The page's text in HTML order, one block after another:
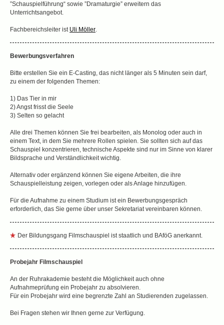
”Schauspielführung“ sowie ”Dramaturgie” erweitern das
Unterrichtsangebot.
Fachbereichsleiter ist Uli Möller.
Bewerbungsverfahren
Bitte erstellen Sie ein E-Casting, das nicht länger als 5 Minuten sein darf,
zu einem der folgenden Themen:
1) Das Tier in mir
2) Angst frisst die Seele
3) Selten so gelacht
Alle drei Themen können Sie frei bearbeiten, als Monolog oder auch in
einem Text, in dem Sie mehrere Rollen spielen. Sie sollten sich auf das
Schauspiel konzentrieren, technische Aspekte sind nur im Sinne von klarer
Bildsprache und Verständlichkeit wichtig.
Alternativ oder ergänzend können Sie eigene Arbeiten, die ihre
Schauspielleistung zeigen, vorlegen oder als Anlage hinzufügen.
Für die Aufnahme zu einem Studium ist ein Bewerbungsgespräch
erforderlich, das Sie gerne über unser Sekretariat vereinbaren können.
Der Bildungsgang Filmschauspiel ist staatlich und BAföG anerkannt.
Probejahr Filmschauspiel
An der Ruhrakademie besteht die Möglichkeit auch ohne
Aufnahmeprüfung ein Probejahr zu absolvieren.
Für ein Probejahr wird eine begrenzte Zahl an Studierenden zugelassen.
Bei Fragen stehen wir Ihnen gerne zur Verfügung.